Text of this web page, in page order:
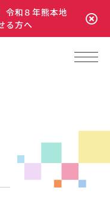
令和８年熊本地
る方へ